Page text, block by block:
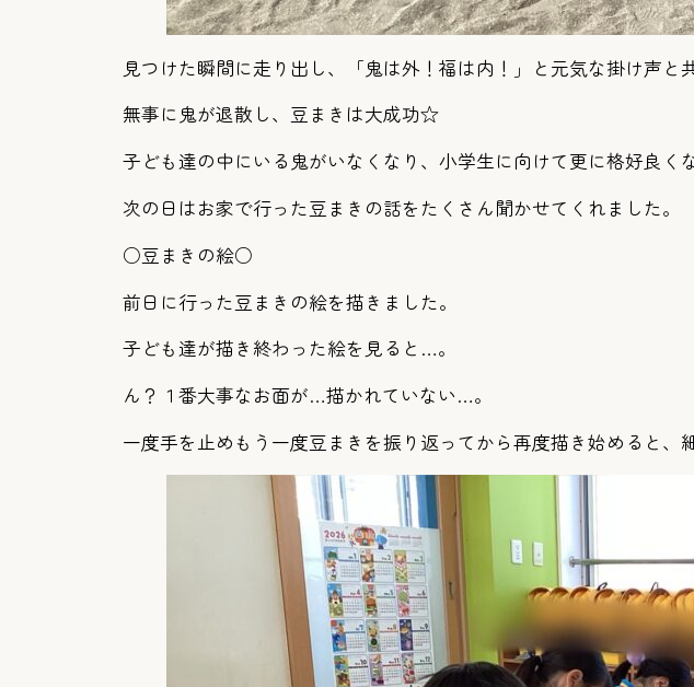
見つけた瞬間に走り出し、「鬼は外！福は内！」と元気な掛け声と
無事に鬼が退散し、豆まきは大成功☆
子ども達の中にいる鬼がいなくなり、小学生に向けて更に格好良く
次の日はお家で行った豆まきの話をたくさん聞かせてくれました。
○豆まきの絵○
前日に行った豆まきの絵を描きました。
子ども達が描き終わった絵を見ると…。
ん？１番大事なお面が…描かれていない…。
一度手を止めもう一度豆まきを振り返ってから再度描き始めると、